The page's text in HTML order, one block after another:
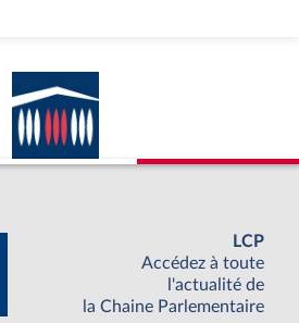
LCP
Accédez à toute
l'actualité de
la Chaine Parlementaire